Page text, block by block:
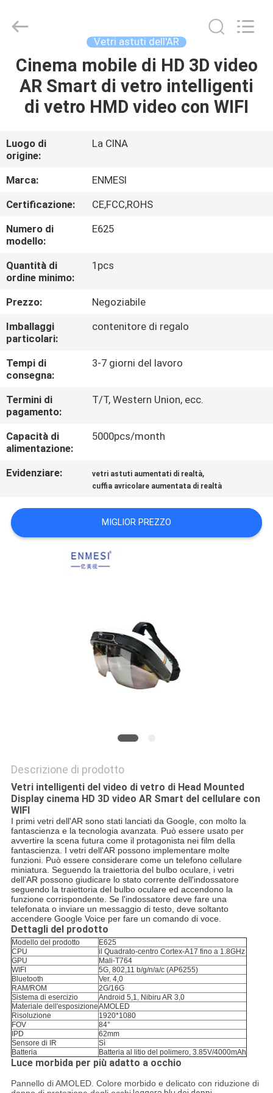
CASA
PRODOTTI
CIRCA
NOI
GIRO
DELLA
FABBRICA
CONTROLLO
DI
QUALITÀ
NOTIZIE
CASI
RICHIEDA
CITAZIONE
SHOPPING
ONLINE
Technology
Rights
Reserved.
Vetri astuti dell'AR
Cinema mobile di HD 3D video
AR Smart di vetro intelligenti
di vetro HMD video con WIFI
Luogo di
origine:
La CINA
Marca:
ENMESI
Certificazione:
CE,FCC,ROHS
Numero di
modello:
E625
Quantità di
ordine minimo:
1pcs
Prezzo:
Negoziabile
Imballaggi
particolari:
contenitore di regalo
Tempi di
consegna:
3-7 giorni del lavoro
Termini di
pagamento:
T/T, Western Union, ecc.
Capacità di
alimentazione:
5000pcs/month
Evidenziare: vetri astuti aumentati di realtà,
cuffia avricolare aumentata di realtà
MIGLIOR PREZZO
Descrizione di prodotto
Vetri intelligenti del video di vetro di Head Mounted
Display cinema HD 3D video AR Smart del cellulare con
WIFI
I primi vetri dell'AR sono stati lanciati da Google, con molto la
fantascienza e la tecnologia avanzata. Può essere usato per
avvertire la scena futura come il protagonista nei film della
fantascienza. I vetri dell'AR possono implementare molte
funzioni. Può essere considerare come un telefono cellulare
miniatura. Seguendo la traiettoria del bulbo oculare, i vetri
dell'AR possono giudicare lo stato corrente dell'indossatore
seguendo la traiettoria del bulbo oculare ed accendono la
funzione corrispondente. Se l'indossatore deve fare una
telefonata o inviare un messaggio di testo, deve soltanto
accendere Google Voice per fare un comando di voce.
Dettagli del prodotto
Modello del prodotto
E625
CPU
il Quadrato-centro Cortex-A17 fino a 1.8GHz
GPU
Mali-T764
WIFI
5G, 802,11 b/g/n/a/c (AP6255)
Bluetooth
Ver. 4,0
RAM/ROM
2G/16G
Sistema di esercizio
Android 5,1, Nibiru AR 3,0
Materiale dell'esposizioneAMOLED
Risoluzione
1920*1080
FOV
84°
IPD
62mm
Sensore di IR
Sì
Batteria
Batteria al litio del polimero, 3.85V/4000mAh
Luce morbida per più adatto a occhio
Pannello di AMOLED. Colore morbido e delicato con riduzione di